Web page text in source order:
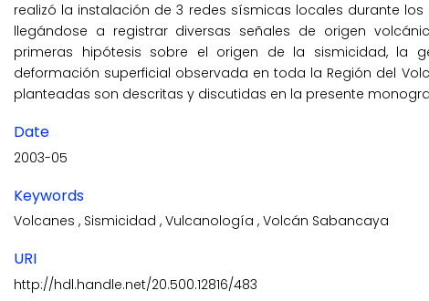
realizó la instalación de 3 redes sísmicas locales durante los
llegándose a registrar diversas señales de origen
primeras hipótesis sobre el origen de la sismicidad,
deformación superficial observada en toda la Región del
planteadas son descritas y discutidas en la presente
Date
2003-05
Keywords
Volcanes , Sismicidad , Vulcanología , Volcán Sabancaya
URI
http://hdl.handle.net/20.500.12816/483